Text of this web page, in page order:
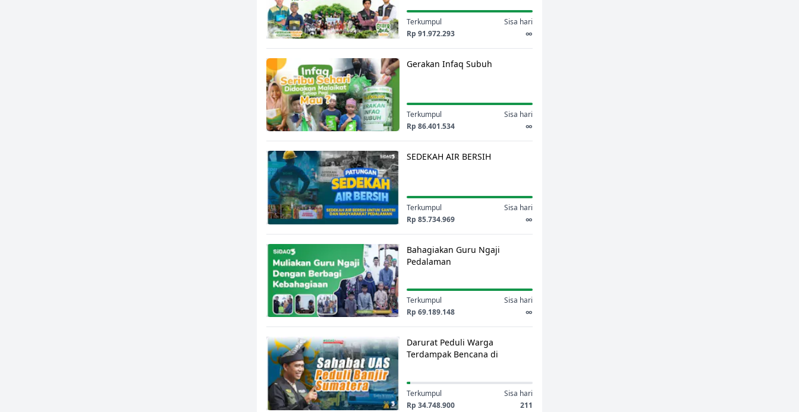
Yahya
Terkumpul
Rp 91.972.293
Sisa hari
∞
Gerakan Infaq Subuh
Terkumpul
Rp 86.401.534
Sisa hari
∞
Gerakan
Infaq
Subuh
SEDEKAH AIR BERSIH
Terkumpul
Rp 85.734.969
Sisa hari
∞
SEDEKAH
AIR
BERSIH
Bahagiakan Guru Ngaji
Pedalaman
Terkumpul
Rp 69.189.148
Sisa hari
∞
Bahagiakan
Guru
Ngaji
Pedalaman
Darurat Peduli Warga
Terdampak Bencana di
Terkumpul
Rp 34.748.900
Sisa hari
211
Darurat
Peduli
Warga
Terdampak
Bencana
di